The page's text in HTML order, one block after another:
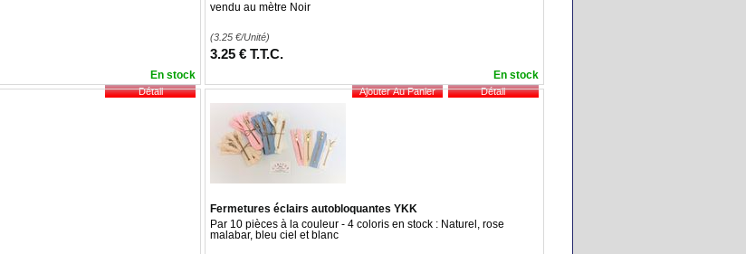
En stock
vendu au mètre Noir
(3.25€/Unité)
3.25 € T.T.C.
En stock
Fermetures éclairs autobloquantes YKK
Par 10 pièces à la couleur - 4 coloris en stock : Naturel, rose
malabar, bleu ciel et blanc